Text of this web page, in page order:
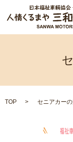
TOP セニアカー